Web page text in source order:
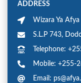
ADDRESS
Wizara Ya Afya
S.L.P 743,
Telephone:
Mobile: +255-
Email: